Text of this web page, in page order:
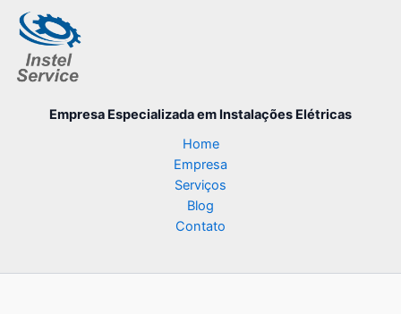
Empresa Especializadaem Instalações Elétricas
Home
Empresa
Serviços
Blog
Contato